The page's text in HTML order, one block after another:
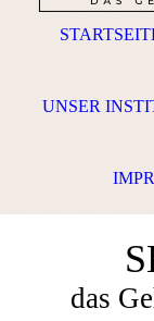
das
UNSER